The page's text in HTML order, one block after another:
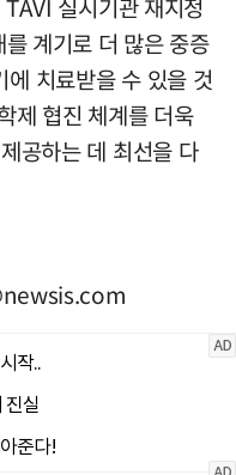
실시기관 재지정
계기로 더 많은 중증
치료받을 수 있을 것
제 협진 체계를 더욱
공하는 데 최선을 다